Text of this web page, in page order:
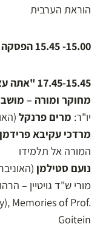
הוראת הערבית
15.00- 15.45 הפסקה
17.45-
מחוקר ומורה – מושב
יו"ר: מרים פרנקל
מרדכי עקיבא פרידמן
המורה אל תלמידו
נועם סטילמן
מורי ש"ד גויטיין –
Memories of Prof.
Goitein